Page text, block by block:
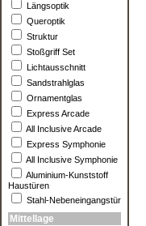
Längsoptik
Queroptik
Struktur
Stoßgriff Set
Lichtausschnitt
Sandstrahlglas
Ornamentglas
Express Arcade
All Inclusive Arcade
Express Symphonie
All Inclusive Symphonie
Aluminium-Kunststoff
Haustüren
Stahl-Nebeneingangstür
Mittellage